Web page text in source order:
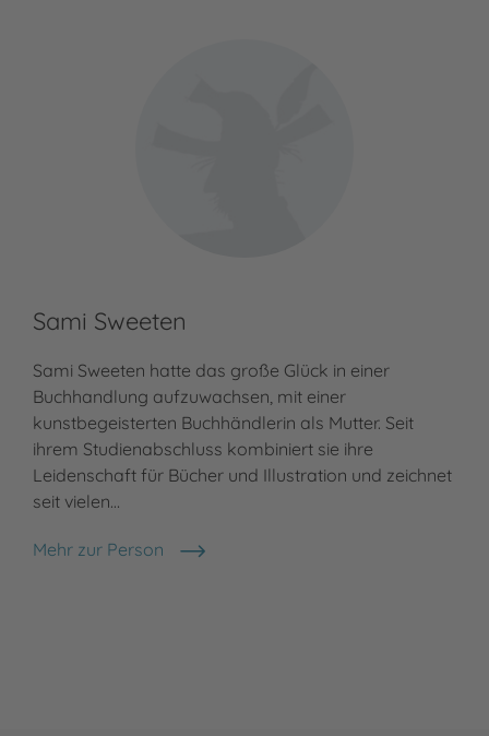
Sami Sweeten
Sami Sweeten hatte das große Glück in einer
Buchhandlung aufzuwachsen, mit einer
kunstbegeisterten Buchhändlerin als Mutter. Seit
ihrem Studienabschluss kombiniert sie ihre
Leidenschaft für Bücher und Illustration und zeichnet
seit vielen…
Mehr zur Person
Sami Sweeten